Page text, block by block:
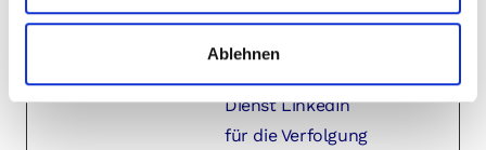
Ablehnen
lidc LinkedIn
Verwendet vom
Social-
Dienst LinkedIn
für die Verfolgung
1 Tag